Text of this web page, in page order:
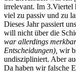
irrelevant. Im 3.Viertel
viel zu passiv und zu
Dieses Jahr passiert
will nicht über die
war allerdings
Entscheidungen), wir
undiszipliniert. Aber
Da haben wir falsche